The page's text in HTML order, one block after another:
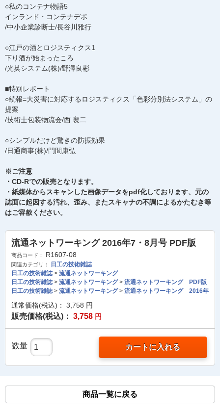
○私のコンテナ物語5
インランド・コンテナデポ
/中小企業診断士/長谷川雅行
○江戸の酒とロジスティクス1
下り酒が始まったころ
/光英システム(株)/野澤良彬
■特別レポート
○続報=大災害に対応するロジスティクス「色彩分別法システム」の
提案
/技術士包装物流会/西 襄二
○シンプルだけど驚きの防振効果
/日通商事(株)/門間康弘
※ご注意
・CD-Rでの販売となります。
・紙媒体からスキャンした画像データをpdf化しております、元の
誌面に起因する汚れ、歪み、またスキャナの不調によるかたむき等
はご容赦ください。
流通ネットワーキング 2016年7・8月号 PDF版
商品コード： R1607-08
関連カテゴリ：
日工の技術雑誌
日工の技術雑誌> 流通ネットワーキング
日工の技術雑誌> 流通ネットワーキング> 流通ネットワーキング PDF版
日工の技術雑誌> 流通ネットワーキング> 流通ネットワーキング 2016年
通常価格(税込)： 3,758 円
販売価格(税込)： 3,758 円
数量 カートに入れる
商品一覧に戻る